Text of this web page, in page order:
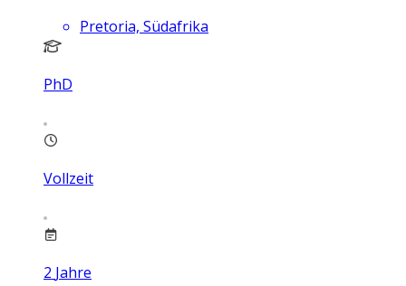
Pretoria, Südafrika
PhD
Vollzeit
2 Jahre